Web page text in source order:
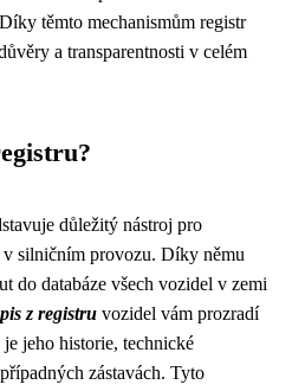
těmto mechanismům registr
a transparentnosti v celém
důležitý nástroj pro
v silničním provozu. Díky němu
do databáze všech vozidel v zemi
z registru vozidel vám prozradí
jeho historie, technické
zástavách. Tyto